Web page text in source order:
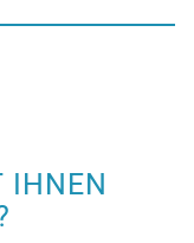
IHNEN